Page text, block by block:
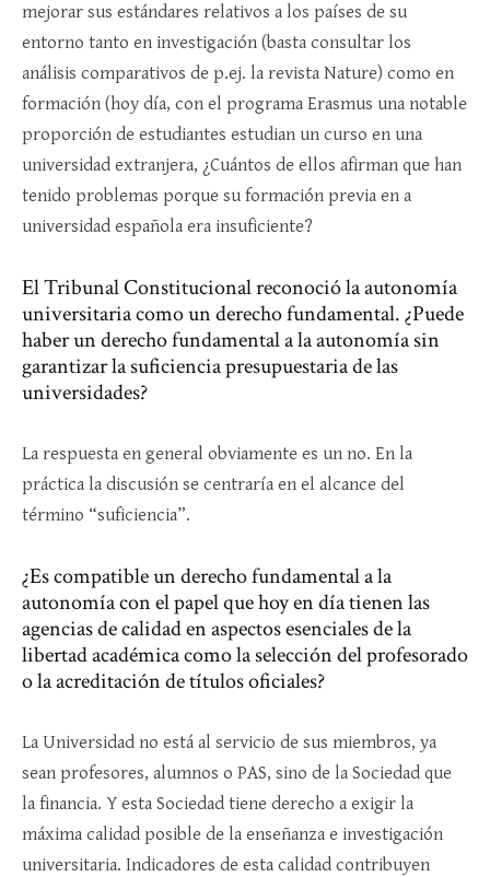
mejorar sus estándares relativos a los países de su
entorno tanto en investigación (basta consultar los
análisis comparativos de p.ej. la revista Nature) como en
formación (hoy día, con el programa Erasmus una notable
proporción de estudiantes estudian un curso en una
universidad extranjera, ¿Cuántos de ellos afirman que han
tenido problemas porque su formación previa en a
universidad española era insuficiente?
El Tribunal Constitucional reconoció la autonomía
universitaria como un derecho fundamental. ¿Puede
haber un derecho fundamental a la autonomía sin
garantizar la suficiencia presupuestaria de las
universidades?
La respuesta en general obviamente es un no. En la
práctica la discusión se centraría en el alcance del
término “suficiencia”.
¿Es compatible un derecho fundamental a la
autonomía con el papel que hoy en día tienen las
agencias de calidad en aspectos esenciales de la
libertad académica como la selección del profesorado
o la acreditación de títulos oficiales?
La Universidad no está al servicio de sus miembros, ya
sean profesores, alumnos o PAS, sino de la Sociedad que
la financia. Y esta Sociedad tiene derecho a exigir la
máxima calidad posible de la enseñanza e investigación
universitaria. Indicadores de esta calidad contribuyen